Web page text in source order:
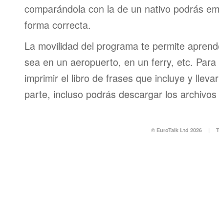
comparándola con la de un nativo podrás
forma correcta.
La movilidad del programa te permite
sea en un aeropuerto, en un ferry, etc.
imprimir el libro de frases que incluye y
parte, incluso podrás descargar los
© EuroTalk Ltd 2026 |